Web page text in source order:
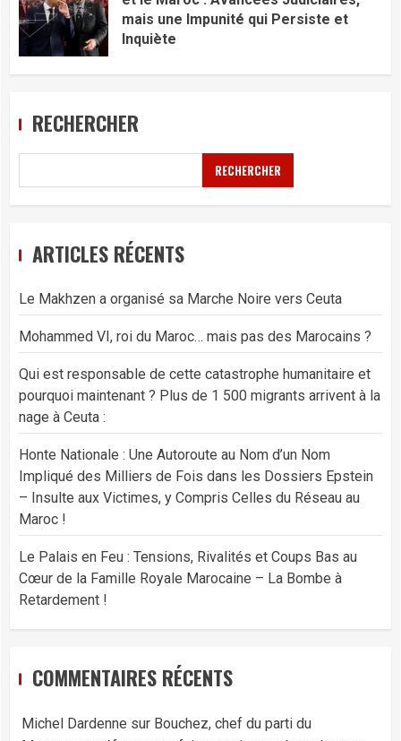
mais une Impunité qui Persiste et
Inquiète
RECHERCHER
RECHERCHER
ARTICLES RÉCENTS
Le Makhzen a organisé sa Marche Noire vers Ceuta
Mohammed VI, roi du Maroc… mais pas des Marocains ?
Qui est responsable de cette catastrophe humanitaire et
pourquoi maintenant ? Plus de 1 500 migrants arrivent à la
nage à Ceuta :
Honte Nationale : Une Autoroute au Nom d’un Nom
Impliqué des Milliers de Fois dans les Dossiers Epstein
– Insulte aux Victimes, y Compris Celles du Réseau au
Maroc !
Le Palais en Feu : Tensions, Rivalités et Coups Bas au
Cœur de la Famille Royale Marocaine – La Bombe à
Retardement !
COMMENTAIRES RÉCENTS
Michel Dardenne sur Bouchez, chef du parti du